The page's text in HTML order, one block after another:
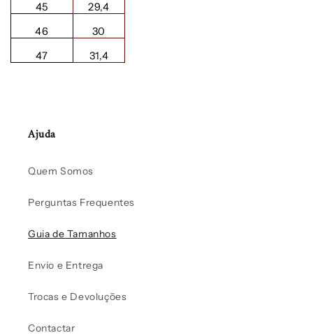
45
29,4
46
30
47
31,4
Ajuda
Quem Somos
Perguntas Frequentes
Guia de Tamanhos
Envio e Entrega
Trocas e Devoluções
Contactar